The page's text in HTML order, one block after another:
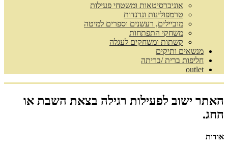
אוניברסיטאות ומשטחי פעילות
טרמפולינות ונדנדות
מוביילים, רעשנים וספרים למיטה
משחקי התפתחות
קשתות ומשחקים לעגלה
מנשאים ותיקים
חליפות ברית /בריתה
outlet
האתר ישוב לפעילות רגילה בצאת השבת או
החג.
אודות